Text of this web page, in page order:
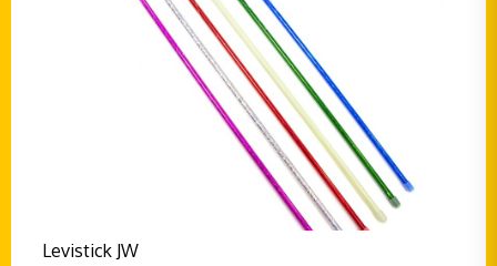
Levistick JW